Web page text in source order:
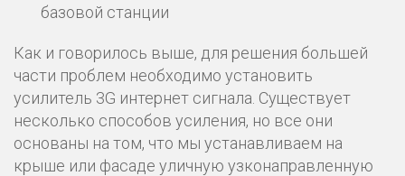
базовой станции
Как и говорилось выше, для решения большей
части проблем необходимо установить
усилитель 3G интернет сигнала. Существует
несколько способов усиления, но все они
основаны на том, что мы устанавливаем на
крыше или фасаде уличную узконаправленную